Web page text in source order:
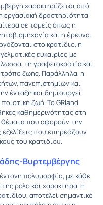
χαρακτηρίζεται από
δραστηριότητα
σε τομείς όπως η
και η έρευνα.
στο κρατίδιο, η
ευκαιρίες με
τη γραφειοκρατία και
ζωής. Παράλληλα, η
πανεπιστημίων και
ένταξη και δημιουργεί
ζωή. Το GRland
καθημερινότητας στη
που αφορούν την
εξελίξεις που επηρεάζουν
του κρατιδίου.
Βυρτεμβέργης
πολυμορφία, με κάθε
της ρόλο και χαρακτήρα. Η
αποτελεί σημαντικό